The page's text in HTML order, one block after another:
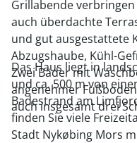
Grillabende
auch überdachte
und gut ausgestattete
Abzugshaube, Kühl-
Zwei Bäder mit
angenehmer
auch insgesamt drei
Das Haus liegt in
und ca. 500 m von
Badestrand am
finden Sie viele
Stadt Nykøbing Mors